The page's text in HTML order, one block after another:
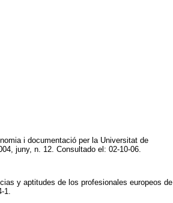
i documentació per la Universitat de
juny, n. 12. Consultado el: 02-10-06.
y aptitudes de los profesionales europeos de
1.